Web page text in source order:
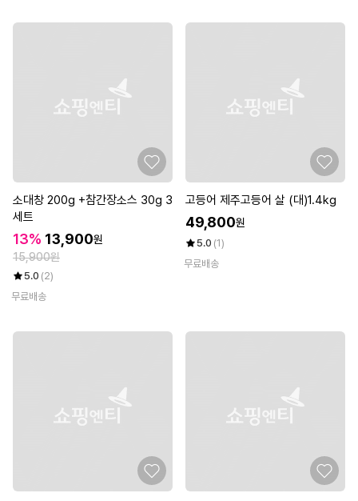
소대창 200g +참간장소스 30g 3
세트
13% 13,900원
15,900원
5.0 (2)
무료배송
고등어 제주고등어 살 (대)1.4kg
49,800원
5.0 (1)
무료배송